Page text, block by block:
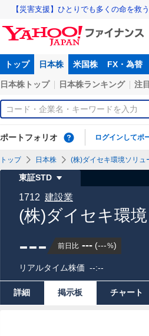
【災害支援】ひとりでも多くの命を救
トップ 日本株 米国株 FX・為替
日本株トップ 日本株ランキング 注
ポートフォリオ ログインしてポ
トップ 日本株 (株)ダイセキ環境ソリュ
東証STD
(株)ダイセキ環
1712 建設業
--- 前日比 --- (---%)
リアルタイム株価 --:--
詳細 掲示板 チャート